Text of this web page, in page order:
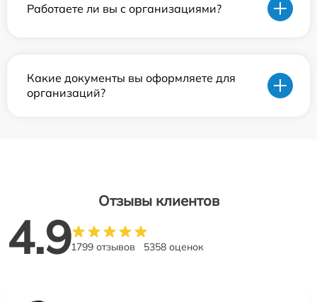
Работаете ли вы с организациями?
Какие документы вы оформляете для
организаций?
Отзывы клиентов
4.91799 отзывов 5358 оценок